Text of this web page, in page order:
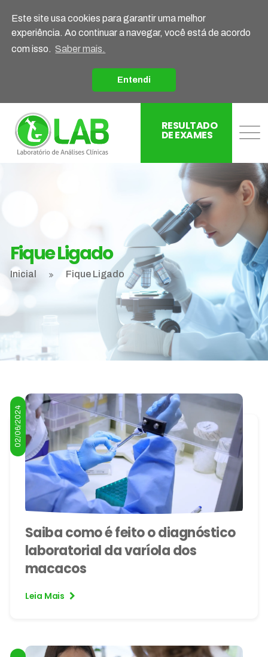
Este site usa cookies para garantir uma melhor
experiência. Ao continuar a navegar, você está de acordo
com isso. Saber mais.
Entendi
RESULTADO
DE EXAMES
Fique Ligado
Inicial Fique Ligado
02/06/2024
Saiba como é feito o diagnóstico
laboratorial da varíola dos
macacos
Leia Mais